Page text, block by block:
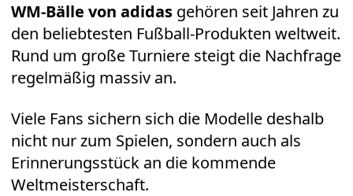
WM-Bälle von adidas gehören seit Jahren zu
den beliebtesten Fußball-Produkten weltweit.
Rund um große Turniere steigt die Nachfrage
regelmäßig massiv an.
Viele Fans sichern sich die Modelle deshalb
nicht nur zum Spielen, sondern auch als
Erinnerungsstück an die kommende
Weltmeisterschaft.